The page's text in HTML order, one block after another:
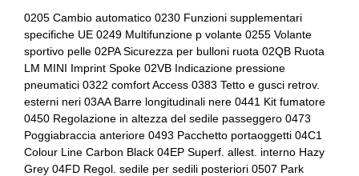
Bracciolo anteriore
Bulloni antifurto
Cambio automatico
Cerchi in lega
Chiave di riserva
Assale anteriore a snodo singolo e montanti molleggiati
Assale posteriore a bracci multipli
Barre sul tetto
Blocco differenziale
Bluetooth
0205 Cambio automatico 0230 Funzioni supplementari
specifiche UE 0249 Multifunzione p volante 0255 Volante
sportivo pelle 02PA Sicurezza per bulloni ruota 02QB Ruota
LM MINI Imprint Spoke 02VB Indicazione pressione
pneumatici 0322 comfort Access 0383 Tetto e gusci retrov.
esterni neri 03AA Barre longitudinali nere 0441 Kit fumatore
0450 Regolazione in altezza del sedile passeggero 0473
Poggiabraccia anteriore 0493 Pacchetto portaoggetti 04C1
Colour Line Carbon Black 04EP Superf. allest. interno Hazy
Grey 04FD Regol. sedile per sedili posteriori 0507 Park